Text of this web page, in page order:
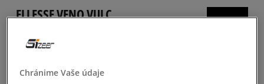
ELLESSE VENO VULC
Chránime Vaše údaje